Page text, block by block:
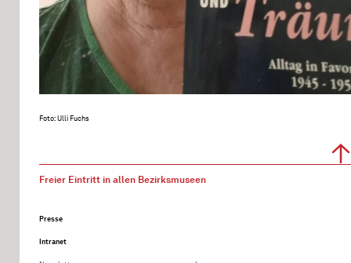
Foto: Ulli Fuchs
Freier Eintritt in allen Bezirksmuseen
Presse
Intranet